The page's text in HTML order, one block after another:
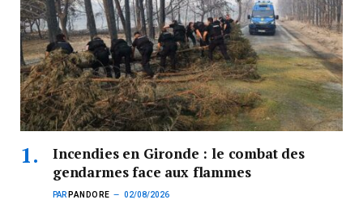
Incendies en Gironde : le combat des
gendarmes face aux flammes
PAR PANDORE 02/08/2026